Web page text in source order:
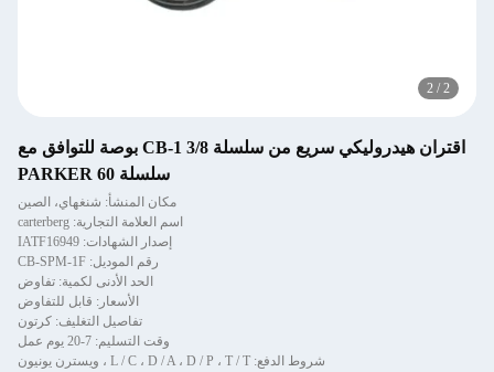
2 / 2
اقتران هيدروليكي سريع من سلسلة CB-1 3/8 بوصة للتوافق مع
سلسلة PARKER 60
مكان المنشأ: شنغهاي، الصين
اسم العلامة التجارية: carterberg
إصدار الشهادات: IATF16949
رقم الموديل: CB-SPM-1F
الحد الأدنى لكمية: تفاوض
الأسعار: قابل للتفاوض
تفاصيل التغليف: كرتون
وقت التسليم: 7-20 يوم عمل
شروط الدفع: L / C ، D / A ، D / P ، T / T ، ويسترن يونيون